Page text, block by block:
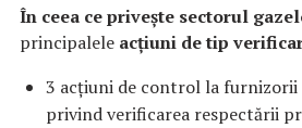
În ceea ce privește sectorul
principalele acțiuni de tip
3 acțiuni de control la furnizorii
privind verificarea respectării